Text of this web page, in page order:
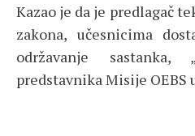
Kazao je da je predlagač
zakona, učesnicima
održavanje sastanka,
predstavnika Misije OEBS